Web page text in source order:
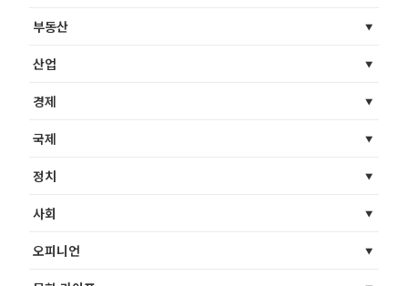
부동산
산업
경제
국제
정치
사회
오피니언